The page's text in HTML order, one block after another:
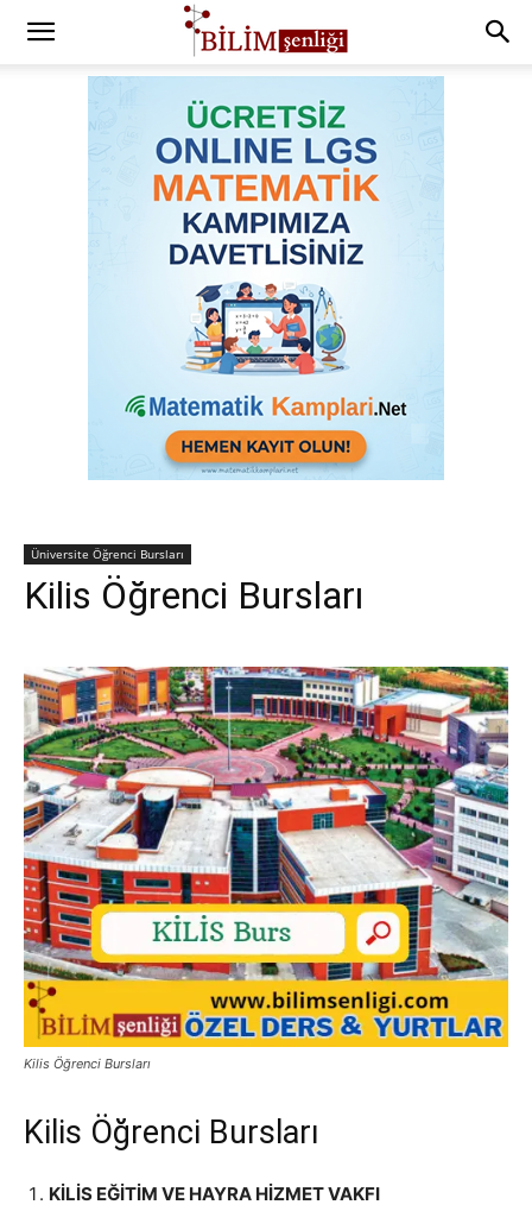
Üniversite Öğrenci Bursları
Kilis Öğrenci Bursları
Kilis Öğrenci Bursları
Kilis Öğrenci Bursları
KİLİS EĞİTİM VE HAYRA HİZMET VAKFI